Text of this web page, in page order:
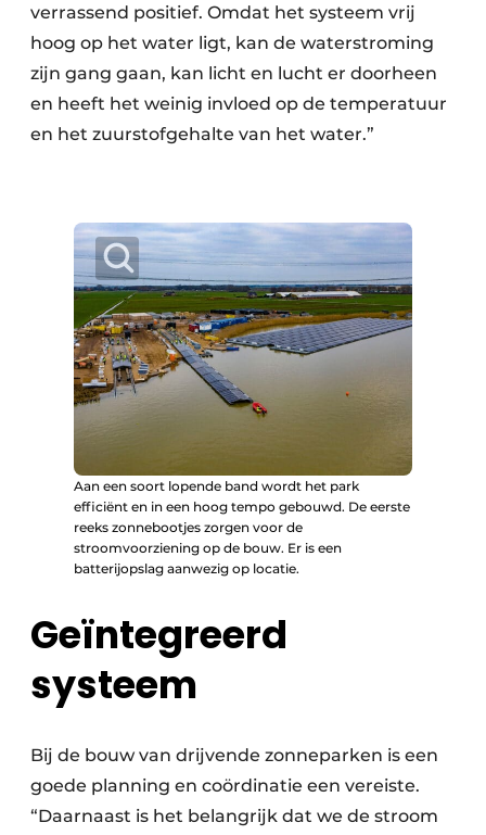
verrassend positief. Omdat het systeem vrij
hoog op het water ligt, kan de waterstroming
zijn gang gaan, kan licht en lucht er doorheen
en heeft het weinig invloed op de temperatuur
en het zuurstofgehalte van het water.”
Aan een soort lopende band wordt het park
efficiënt en in een hoog tempo gebouwd. De eerste
reeks zonnebootjes zorgen voor de
stroomvoorziening op de bouw. Er is een
batterijopslag aanwezig op locatie.
Geïntegreerd
systeem
Bij de bouw van drijvende zonneparken is een
goede planning en coördinatie een vereiste.
“Daarnaast is het belangrijk dat we de stroom